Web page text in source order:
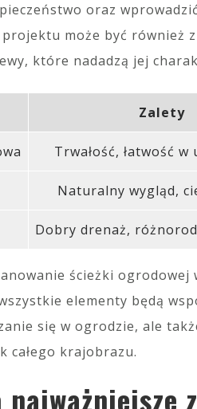
oraz
może być również
które nadadzą jej
Zalety
Trwałość, łatwość
Naturalny wygląd,
Dobry drenaż,
ścieżki
elementy będą
się w ogrodzie, ale
całego krajobrazu.
najważniejsze